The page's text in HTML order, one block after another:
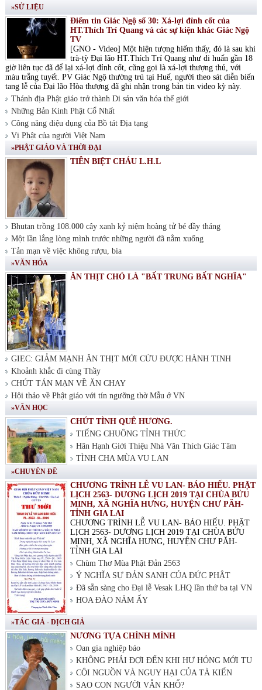
»SỬ LIỆU
Điểm tin Giác Ngộ số 30: Xá-lợi đỉnh cốt của
HT.Thích Trí Quang và các sự kiện khác Giác Ngộ
TV
[GNO - Video] Một hiện tượng hiếm thấy, đó là sau khi
trà-tỳ Đại lão HT.Thích Trí Quang như di huấn gần 18
giờ liên tục đã để lại xá-lợi đỉnh cốt, cũng gọi là xá-lợi thượng thủ, với
màu trắng tuyết. PV Giác Ngộ thường trú tại Huế, người theo sát diễn biến
tang lễ của Đại lão Hòa thượng đã ghi nhận trong bản tin video kỳ này.
Thánh địa Phật giáo trở thành Di sản văn hóa thế giới
Những Bản Kinh Phật Cổ Nhất
Công năng diệu dụng của Bồ tát Địa tạng
Vị Phật của người Việt Nam
»PHẬT GIÁO VÀ THỜI ĐẠI
TIỄN BIỆT CHÁU L.H.L
Bhutan trồng 108.000 cây xanh kỷ niệm hoàng tử bé đầy tháng
Một lần lắng lòng mình trước những người đã nằm xuống
Tản mạn về việc không rượu, bia
»VĂN HÓA
ĂN THỊT CHÓ LÀ "BẤT TRUNG BẤT NGHĨA"
GIEC: GIẢM MẠNH ĂN THỊT MỚI CỨU ĐƯỢC HÀNH TINH
Khoảnh khắc đi cùng Thầy
CHÚT TẢN MẠN VỀ ĂN CHAY
Hội thảo về Phật giáo với tín ngưỡng thờ Mẫu ở VN
»VĂN HỌC
CHÚT TÌNH QUÊ HƯƠNG.
TIẾNG CHUÔNG TỈNH THỨC
Hân Hạnh Giới Thiệu Nhà Văn Thích Giác Tâm
TÌNH CHA MÙA VU LAN
»CHUYÊN ĐỀ
CHƯƠNG TRÌNH LỄ VU LAN- BÁO HIẾU. PHẬT
LỊCH 2563- DƯƠNG LỊCH 2019 TẠI CHÙA BỬU
MINH, XÃ NGHĨA HƯNG, HUYỆN CHƯ PĂH-
TỈNH GIA LAI
CHƯƠNG TRÌNH LỄ VU LAN- BÁO HIẾU. PHẬT
LỊCH 2563- DƯƠNG LỊCH 2019 TẠI CHÙA BỬU
MINH, XÃ NGHĨA HƯNG, HUYỆN CHƯ PĂH-
TỈNH GIA LAI
Chùm Thơ Mùa Phật Đản 2563
Ý NGHĨA SỰ ĐẢN SANH CỦA ĐỨC PHẬT
Đã sẵn sàng cho Đại lễ Vesak LHQ lần thứ ba tại VN
HOA ĐÀO NĂM ẤY
»TÁC GIẢ - DỊCH GIẢ
NƯƠNG TỰA CHÍNH MÌNH
Oan gia nghiệp báo
KHÔNG PHẢI ĐỢI ĐẾN KHI HƯ HỎNG MỚI TU
CỘI NGUỒN VÀ NGUY HẠI CỦA TÀ KIẾN
SAO CON NGƯỜI VẪN KHỔ?